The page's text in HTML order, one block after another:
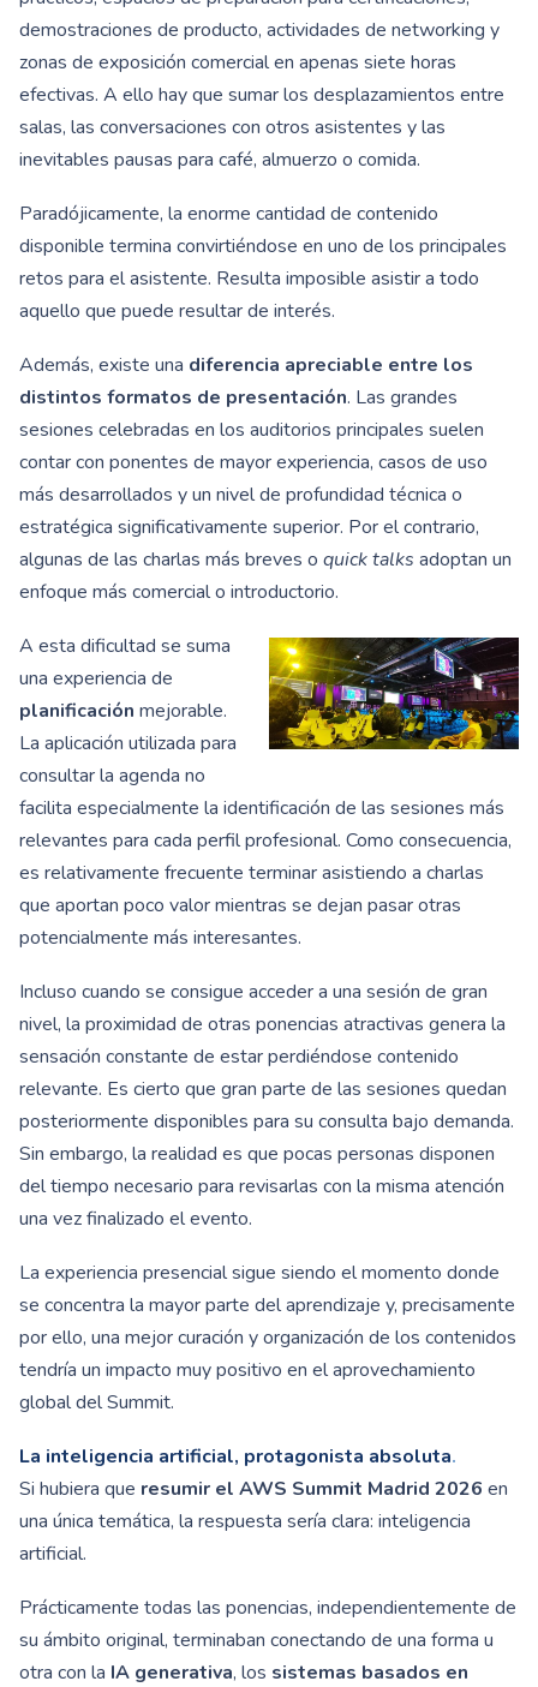
demostraciones de producto, actividades de networking y
zonas de exposición comercial en apenas siete horas
efectivas. A ello hay que sumar los desplazamientos entre
salas, las conversaciones con otros asistentes y las
inevitables pausas para café, almuerzo o comida.
Paradójicamente, la enorme cantidad de contenido
disponible termina convirtiéndose en uno de los principales
retos para el asistente. Resulta imposible asistir a todo
aquello que puede resultar de interés.
Además, existe una diferencia apreciable entre los
distintos formatos de presentación. Las grandes
sesiones celebradas en los auditorios principales suelen
contar con ponentes de mayor experiencia, casos de uso
más desarrollados y un nivel de profundidad técnica o
estratégica significativamente superior. Por el contrario,
algunas de las charlas más breves o quick talks adoptan un
enfoque más comercial o introductorio.
A esta dificultad se suma
una experiencia de
planificación mejorable.
La aplicación utilizada para
consultar la agenda no
facilita especialmente la identificación de las sesiones más
relevantes para cada perfil profesional. Como consecuencia,
es relativamente frecuente terminar asistiendo a charlas
que aportan poco valor mientras se dejan pasar otras
potencialmente más interesantes.
Incluso cuando se consigue acceder a una sesión de gran
nivel, la proximidad de otras ponencias atractivas genera la
sensación constante de estar perdiéndose contenido
relevante. Es cierto que gran parte de las sesiones quedan
posteriormente disponibles para su consulta bajo demanda.
Sin embargo, la realidad es que pocas personas disponen
del tiempo necesario para revisarlas con la misma atención
una vez finalizado el evento.
La experiencia presencial sigue siendo el momento donde
se concentra la mayor parte del aprendizaje y, precisamente
por ello, una mejor curación y organización de los contenidos
tendría un impacto muy positivo en el aprovechamiento
global del Summit.
La inteligencia artificial, protagonista absoluta.
Si hubiera que resumir el AWS Summit Madrid 2026 en
una única temática, la respuesta sería clara: inteligencia
artificial.
Prácticamente todas las ponencias, independientemente de
su ámbito original, terminaban conectando de una forma u
otra con la IA generativa, los sistemas basados en